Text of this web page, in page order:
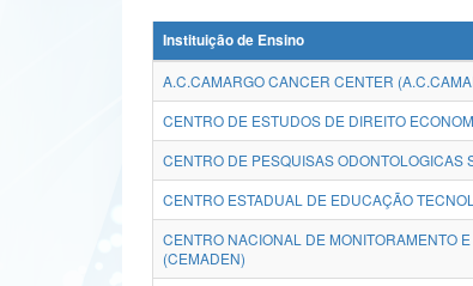
Instituição de Ensino
A.C.CAMARGO CANCER CENTER
CENTRO DE ESTUDOS DE DIREITO
CENTRO DE PESQUISAS
CENTRO ESTADUAL DE EDUCAÇÃO
CENTRO NACIONAL DE MONITORAMENTO
(CEMADEN)